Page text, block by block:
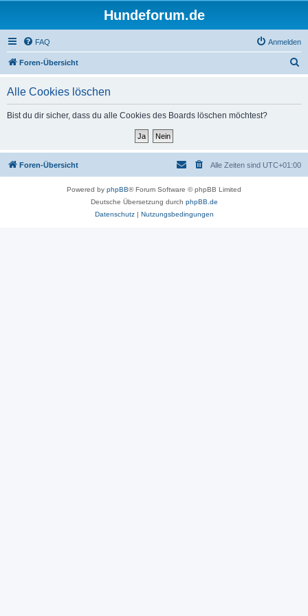
Hundeforum.de
FAQ Anmelden
Foren-Übersicht
Alle Cookies löschen
Bist du dir sicher, dass du alle Cookies des Boards löschen möchtest?
Foren-Übersicht Alle Zeiten sind UTC+01:00
Powered by phpBB® Forum Software © phpBB Limited
Deutsche Übersetzung durch phpBB.de
Datenschutz| Nutzungsbedingungen